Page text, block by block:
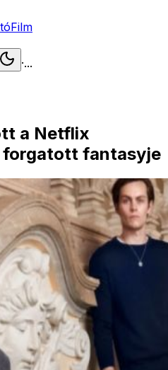
Film
·...
a Netflix
forgatott fantasyje